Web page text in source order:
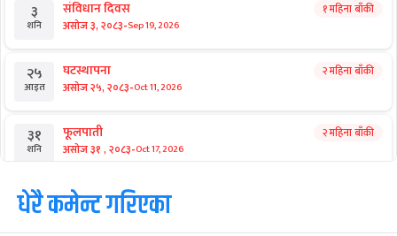
३
शनि
संविधान दिवस
असोज ३, २०८३-Sep 19, 2026
१ महिना बाँकी
२५
आइत
घटस्थापना
असोज २५, २०८३-Oct 11, 2026
२ महिना बाँकी
३१
शनि
फूलपाती
असोज ३१ , २०८३-Oct 17, 2026
२ महिना बाँकी
१
आइत
कार्तिक सङ्क्रान्ति
कार्तिक १, २०८३-Oct 18, 2026
धेरै कमेन्ट गरिएका